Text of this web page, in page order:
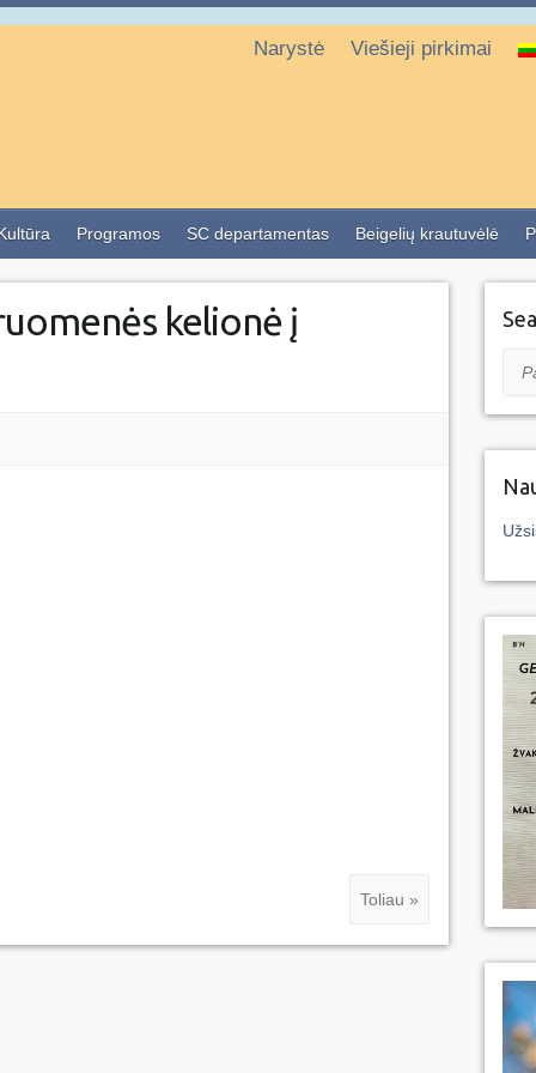
Narystė Viešieji pirkimai
Programos SC departamentas Beigelių krautuvėlė
kelionė į
Toliau »